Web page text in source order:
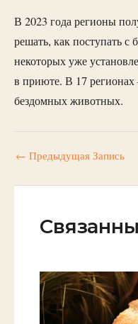
В 2023 года регионы
решать, как поступать
некоторых уже
в приюте. В 17
бездомных животных.
← Предыдущая Запись